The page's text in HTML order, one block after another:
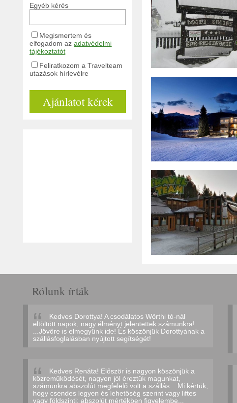
Egyéb kérés
Megismertem és
elfogadom az adatvédelmi
tájékoztatót
Feliratkozom a Travelteam
utazások hírlevélre
Ajánlatot kérek
Rólunk írták
Kedves Dorottya! A csodálatos Wörthi tó-nál
eltöltött napok, nagy élményt jelentettek számunkra!
...Jövőre is elmegyünk ide! És köszönjük Dorottyának a
szállásfoglalásban nyújtott segítségét!
Kedves Renáta! Először is nagyon köszönjük a
közreműködését, nagyon jól éreztük magunkat,
számunkra abszolút megfelelő volt a szállás... Mi kértük,
hogy csendes legyen és lehetőség szerint vagy liftes
vagy földszinti: abszolút mértékben figyelembe...